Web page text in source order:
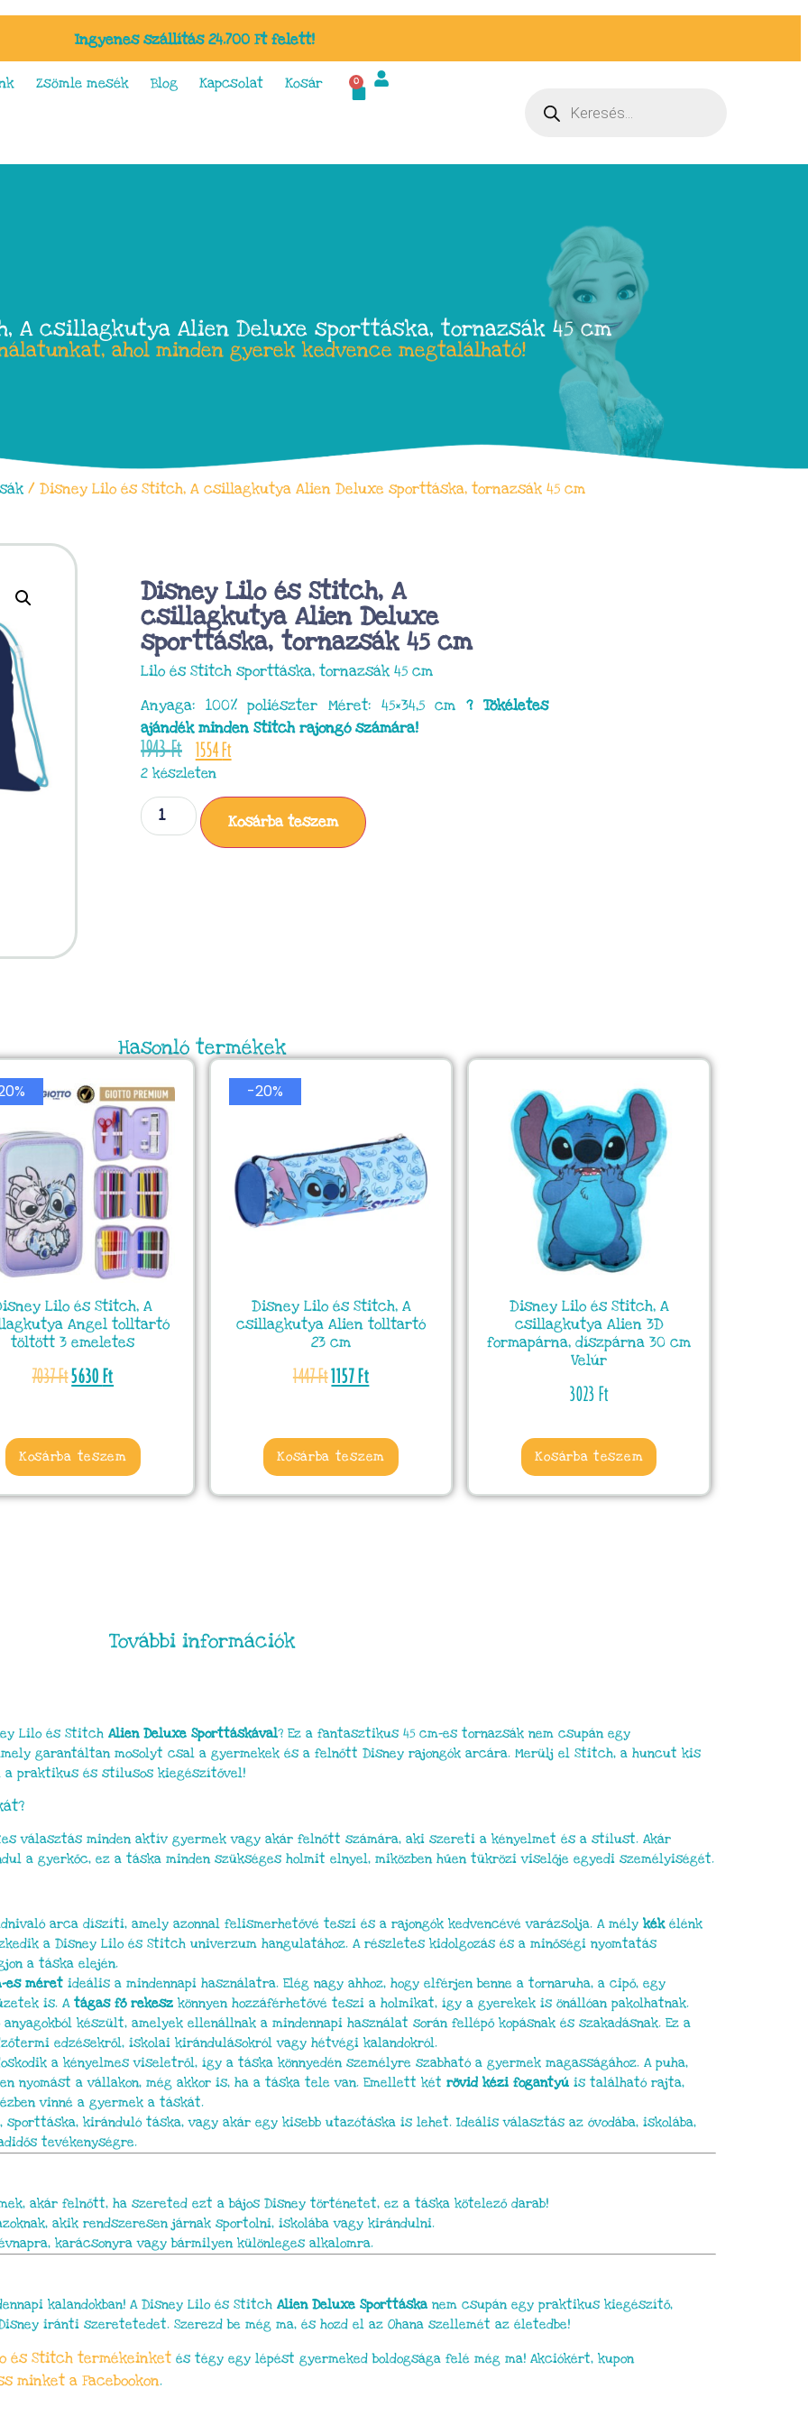
Ingyenes szállítás 24.700 Ft felett!
Zsömle mesék Blog Kapcsolat Kosár 0
A csillagkutya Alien Deluxe sporttáska, tornazsák 45 cm
ahol minden gyerek kedvence megtalálható!
/ Disney Lilo és Stitch, A csillagkutya Alien Deluxe sporttáska, tornazsák 45 cm
Disney Lilo és Stitch, A
csillagkutya Alien Deluxe
sporttáska, tornazsák 45 cm
Lilo és Stitch sporttáska, tornazsák 45 cm
Anyaga: 100% poliészter Méret: 45×34,5 cm? Tökéletes
ajándék minden Stitch rajongó számára!
1943Ft 1554Ft
2 készleten
Kosárba teszem
Hasonló termékek
Lilo és Stitch, A
Angel tolltartó
töltött 3 emeletes
7037Ft5630Ft
Kosárba teszem
-20%
Disney Lilo és Stitch, A
csillagkutya Alien tolltartó
23 cm
1447Ft1157Ft
Kosárba teszem
Disney Lilo és Stitch, A
csillagkutya Alien 3D
formapárna, díszpárna 30 cm
Velúr
3023Ft
Kosárba teszem
További információk
Lilo és Stitch Alien Deluxe Sporttáskával? Ez a fantasztikus 45 cm-es tornazsák nem csupán egy
garantáltan mosolyt csal a gyermekek és a felnőtt Disney rajongók arcára. Merülj el Stitch, a huncut kis
a praktikus és stílusos kiegészítővel!
választás minden aktív gyermek vagy akár felnőtt számára, aki szereti a kényelmet és a stílust. Akár
a gyerkőc, ez a táska minden szükséges holmit elnyel, miközben hűen tükrözi viselője egyedi személyiségét.
arca díszíti, amely azonnal felismerhetővé teszi és a rajongók kedvencévé varázsolja. A mély kékélénk
a Disney Lilo és Stitch univerzum hangulatához. A részletes kidolgozás és a minőségi nyomtatás
a táska elején.
es méret ideális a mindennapi használatra. Elég nagy ahhoz, hogy elférjen benne a tornaruha, a cipő, egy
is. A tágas fő rekesz könnyen hozzáférhetővé teszi a holmikat, így a gyerekek is önállóan pakolhatnak.
készült, amelyek ellenállnak a mindennapi használat során fellépő kopásnak és szakadásnak. Ez a
edzésekről, iskolai kirándulásokról vagy hétvégi kalandokról.
a kényelmes viseletről, így a táska könnyedén személyre szabható a gyermek magasságához. A puha,
nyomást a vállakon, még akkor is, ha a táska tele van. Emellett két rövid kézi fogantyú is található rajta,
vinné a gyermek a táskát.
kiránduló táska, vagy akár egy kisebb utazótáska is lehet. Ideális választás az óvodába, iskolába,
tevékenységre.
akár felnőtt, ha szereted ezt a bájos Disney történetet, ez a táska kötelező darab!
akik rendszeresen járnak sportolni, iskolába vagy kirándulni.
karácsonyra vagy bármilyen különleges alkalomra.
kalandokban! A Disney Lilo és Stitch Alien Deluxe Sporttáskanem csupán egy praktikus kiegészítő,
iránti szeretetedet. Szerezd be még ma, és hozd el az Ohana szellemét az életedbe!
és Stitch termékeinket és tégy egy lépést gyermeked boldogsága felé még ma! Akciókért, kupon
minket a Facebookon.